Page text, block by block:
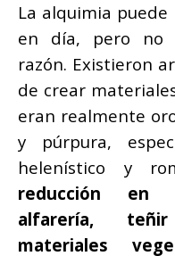
La alquimia
en día, pero no
razón. Existieron
de crear
eran realmente
y púrpura,
helenístico y
reducción en
alfarería,
materiales